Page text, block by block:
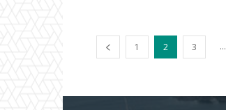
1 2 3 ...